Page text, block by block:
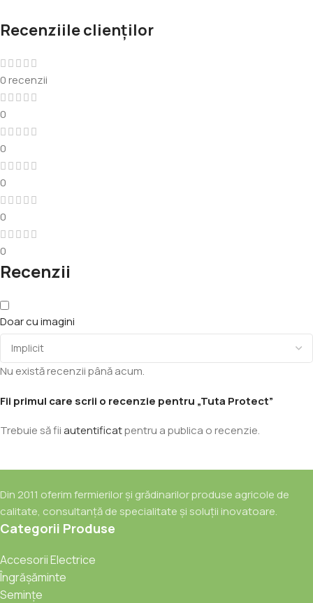
Recenziile clienților
0 recenzii
0
0
0
0
0
Recenzii
Doar cu imagini
Nu există recenzii până acum.
Fii primul care scrii o recenzie pentru „Tuta Protect”
Trebuie să fiiautentificatpentru a publica o recenzie.
Din 2011 oferim fermierilor și grădinarilor produse agricole de
calitate, consultanță de specialitate și soluții inovatoare.
Categorii Produse
Accesorii Electrice
Îngrășăminte
Semințe